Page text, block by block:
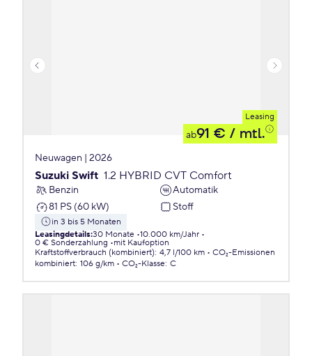
Leasing
ab91 € / mtl.
Neuwagen | 2026
Suzuki Swift 1.2 HYBRID CVT Comfort
Benzin
Automatik
81 PS (60 kW)
Stoff
in 3 bis 5 Monaten
Leasingdetails:30 Monate 10.000 km/Jahr
0 € Sonderzahlung
mit Kaufoption
Kraftstoffverbrauch (kombiniert): 4,7 l/100 km
CO₂-Emissionen
kombiniert: 106 g/km CO₂-Klasse: C